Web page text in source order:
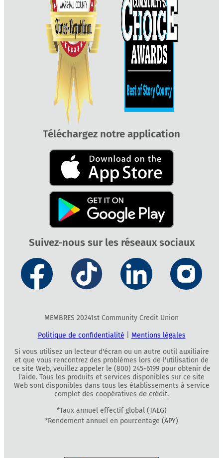
Téléchargez notre application
Suivez-nous sur les réseaux sociaux
MEMBRES 20241st Community Credit Union
Politique de confidentialité
Mentions légales
Si vous utilisez un lecteur d'écran ou un autre outil auxiliaire
et que vous rencontrez des problèmes lors de l'utilisation de
ce site Web, veuillez appeler le (800) 245-6199 pour obtenir de
l'aide. Tous les produits et services disponibles sur ce site
Web sont disponibles dans tous les établissements à service
complet des coopératives de crédit.
*Taux annuel effectif global (TAEG)
*Rendement annuel en pourcentage (APY)